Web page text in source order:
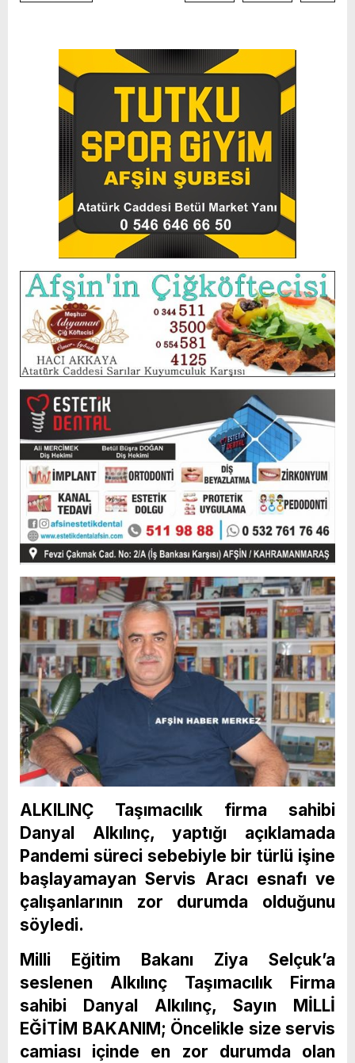
ALKILINÇ Taşımacılık firma sahibi
Danyal Alkılınç, yaptığı açıklamada
Pandemi süreci sebebiyle bir türlü işine
başlayamayan Servis Aracı esnafı ve
çalışanlarının zor durumda olduğunu
söyledi.
Milli Eğitim Bakanı Ziya Selçuk’a
seslenen Alkılınç Taşımacılık Firma
sahibi Danyal Alkılınç, Sayın MİLLİ
EĞİTİM BAKANIM; Öncelikle size servis
camiası içinde en zor durumda olan